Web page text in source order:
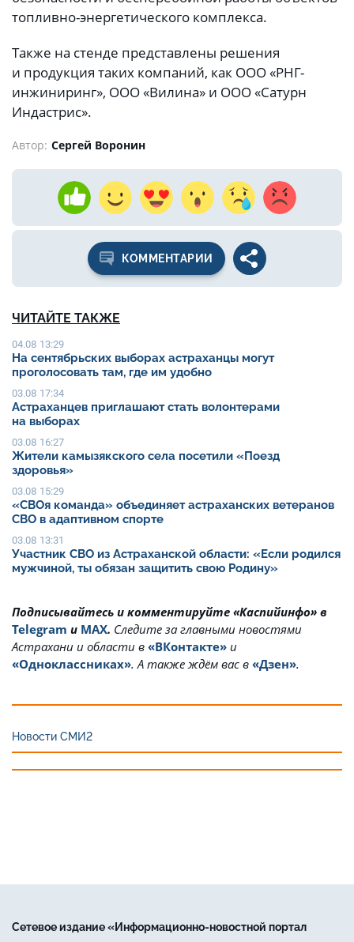
топливно-энергетического комплекса.
Также на стенде представлены решения
и продукция таких компаний, как ООО «РНГ-
инжиниринг», ООО «Вилина» и ООО «Сатурн
Индастрис».
Автор: Сергей Воронин
КОММЕНТАРИИ
ЧИТАЙТЕ ТАКЖЕ
04.08 13:29
На сентябрьских выборах астраханцы могут
проголосовать там, где им удобно
03.08 17:34
Астраханцев приглашают стать волонтерами
на выборах
03.08 16:27
Жители камызякского села посетили «Поезд
здоровья»
03.08 15:29
«СВОя команда» объединяет астраханских ветеранов
СВО в адаптивном спорте
03.08 13:31
Участник СВО из Астраханской области: «Если родился
мужчиной, ты обязан защитить свою Родину»
Подписывайтесь и комментируйте «Каспийинфо» в
Telegram и MAX. Cледите за главными новостями
Астрахани и области в «ВКонтакте» и
«Одноклассниках». А также ждём вас в «Дзен».
Новости СМИ2
Сетевое издание «Информационно-новостной портал